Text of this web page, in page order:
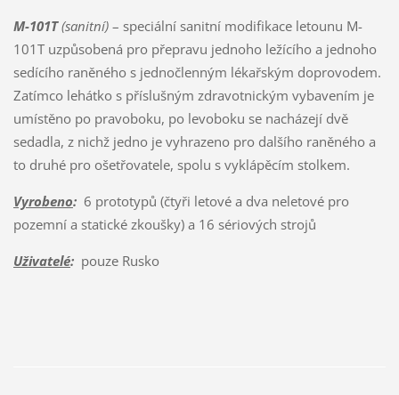
M-101T(sanitní)– speciální sanitní modifikace letounu M-
101T uzpůsobená pro přepravu jednoho ležícího a jednoho
sedícího raněného s jednočlenným lékařským doprovodem.
Zatímco lehátko s příslušným zdravotnickým vybavením je
umístěno po pravoboku, po levoboku se nacházejí dvě
sedadla, z nichž jedno je vyhrazeno pro dalšího raněného a
to druhé pro ošetřovatele, spolu s vyklápěcím stolkem.
Vyrobeno:6 prototypů (čtyři letové a dva neletové pro
pozemní a statické zkoušky) a 16 sériových strojů
Uživatelé:pouze Rusko